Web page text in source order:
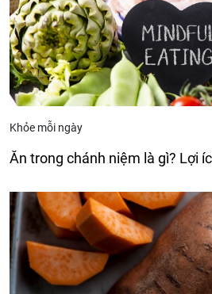
Khỏe mỗi ngày
Ăn trong chánh niệm là gì? Lợi